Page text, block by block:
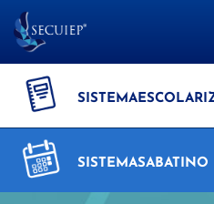
SISTEMA
SISTEMASABATINO